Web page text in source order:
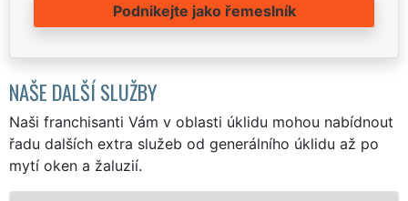
Podnikejte jako řemeslník
NAŠE DALŠÍ SLUŽBY
Naši franchisanti Vám v oblasti úklidu mohou nabídnout
řadu dalších extra služeb od generálního úklidu až po
mytí oken a žaluzií.